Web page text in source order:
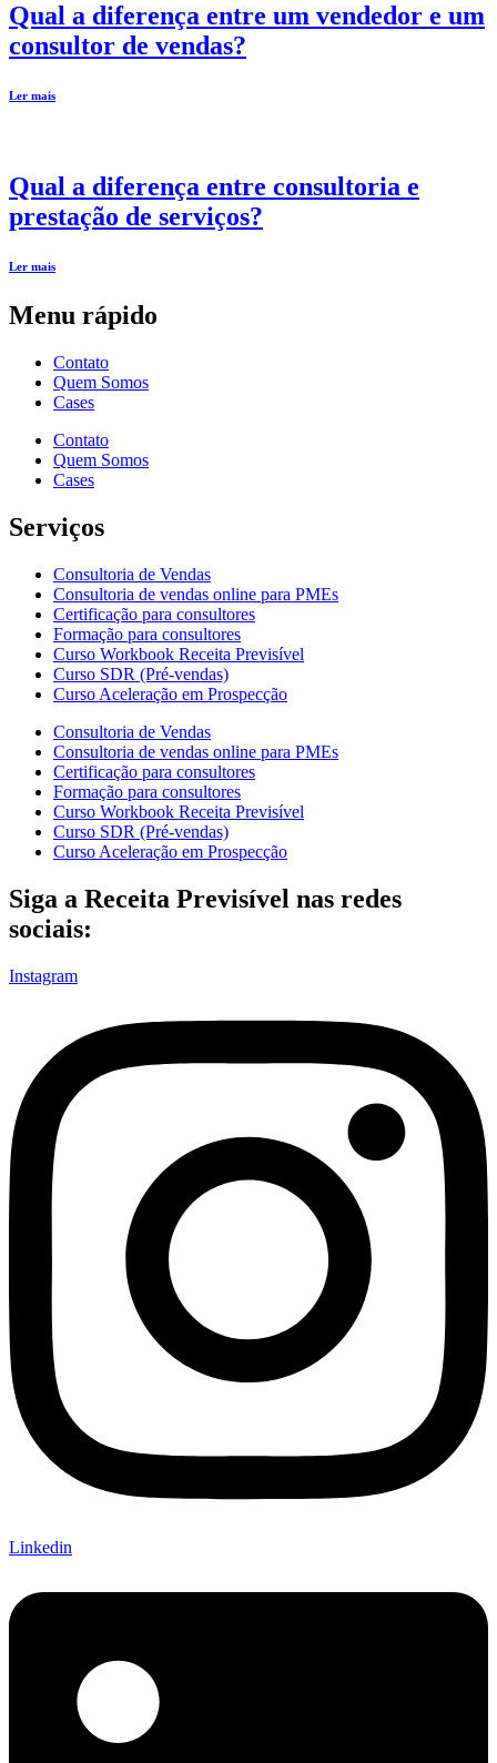
Qual a diferença entre um vendedor e um
consultor de vendas?
Ler mais
Qual a diferença entre consultoria e
prestação de serviços?
Ler mais
Menu rápido
Contato
Quem Somos
Cases
Contato
Quem Somos
Cases
Serviços
Consultoria de Vendas
Consultoria de vendas online para PMEs
Certificação para consultores
Formação para consultores
Curso Workbook Receita Previsível
Curso SDR (Pré-vendas)
Curso Aceleração em Prospecção
Consultoria de Vendas
Consultoria de vendas online para PMEs
Certificação para consultores
Formação para consultores
Curso Workbook Receita Previsível
Curso SDR (Pré-vendas)
Curso Aceleração em Prospecção
Siga a Receita Previsível nas redes
sociais:
Instagram
Linkedin